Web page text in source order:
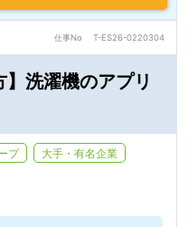
仕事No T-ES26-0220304
】洗濯機のアプリ
プ
大手・有名企業